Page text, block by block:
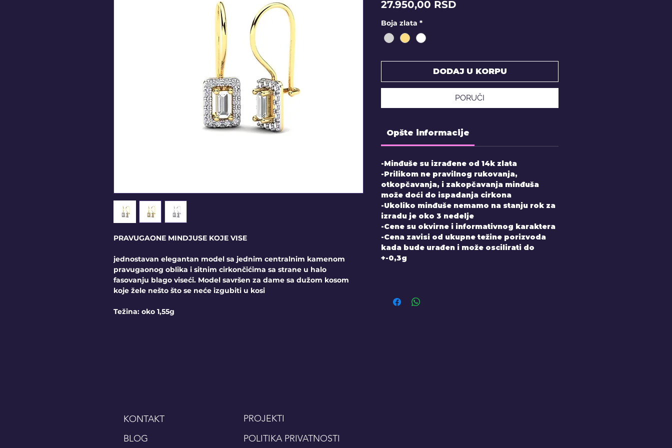
PRAVUGAONE MINDJUSE KOJE VISE
jednostavan elegantan model sa jednim centralnim kamenom
pravugaonog oblika i sitnim cirkončićima sa strane u halo
fasovanju blago viseći. Model savršen za dame sa dužom kosom
koje žele nešto što se neće izgubiti u kosi
Težina: oko 1,55g
27.950,00 RSD
Boja zlata *
DODAJ U KORPU
PORUČI
Opšte informacije
-Minđuše su izrađene od 14k zlata
-Prilikom ne pravilnog rukovanja,
otkopčavanja, i zakopčavanja minđuša
može doći do ispadanja cirkona
-Ukoliko minđuše nemamo na stanju rok za
izradu je oko 3 nedelje
-Cene su okvirne i informativnog karaktera
-Cena zavisi od ukupne težine porizvoda
kada bude urađen i može oscilirati do
+-0,3g
KONTAKT
PROJEKTI
BLOG
POLITIKA PRIVATNOSTI